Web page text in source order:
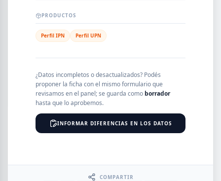
SEGMENTO
PROVINCIA
PRODUCTOS
Perfil IPN Perfil UPN
¿Datos incompletos o desactualizados? Podés
proponer la ficha con el mismo formulario que
revisamos en el panel; se guarda como borrador
hasta que lo aprobemos.
INFORMAR DIFERENCIAS EN LOS DATOS
COMPARTIR